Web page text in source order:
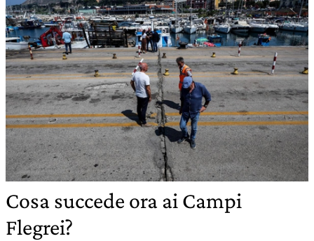
Cosa succede ora ai Campi
Flegrei?